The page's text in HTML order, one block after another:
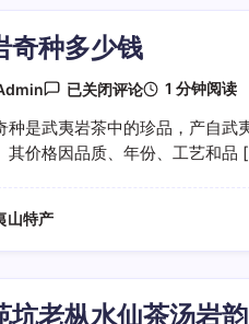
沉
奇种多少钱
正
奇
种
多
已关闭评论 1 分钟阅读
种是武夷岩茶中的珍品，产自武
其价格因品质、年份、工艺和品
山特产
坑老枞水仙茶汤岩